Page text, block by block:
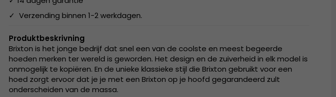
✓ Verzending binnen 1-2 werkdagen.
Produktbeskrivning
Brixton is het jonge bedrijf dat snel een van de coolste en meest begeerde
hoeden merken ter wereld is geworden. Het design en de zuiverheid in elk model is
onmogelijk te kopiëren. En de unieke klassieke stijl die Brixton gebruikt voor een
hoed zorgt ervoor dat je je met een Brixton op je hoofd gegarandeerd zult
onderscheiden van de massa.